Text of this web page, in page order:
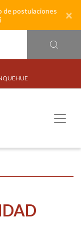
de postulaciones
×